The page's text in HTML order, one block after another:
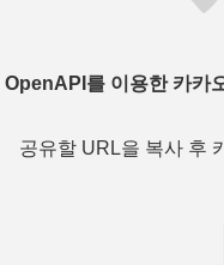
OpenAPI를 이용한 카카
공유할 URL을 복사 후